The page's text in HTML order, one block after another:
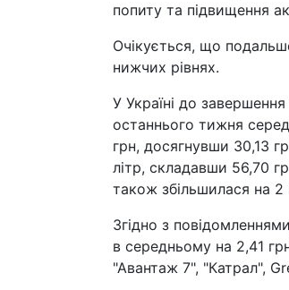
попиту та підвищення
Очікується, що
нижчих рівнях.
У Україні до
останнього тижня
грн, досягнувши 30,13
літр, складавши 56,70
також збільшилася на
Згідно з
в середньому на 2,41
"Авантаж 7", "Катрал",